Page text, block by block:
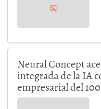
Neural Concept
integrada de la IA
empresarial del